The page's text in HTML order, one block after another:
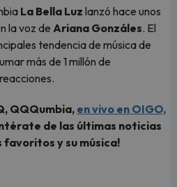
La Bella Luz lanzó hace unos
la voz de Ariana Gonzáles. El
tendencia de música de
más de 1 millón de
QQQumbia, en vivo en OIGO,
de las últimas noticias
y su música!